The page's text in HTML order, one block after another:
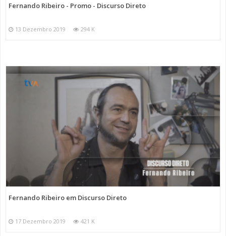
Fernando Ribeiro - Promo - Discurso Direto
13 Dezembro 2019 294 K
Fernando Ribeiro em Discurso Direto
17 Dezembro 2019 421 K